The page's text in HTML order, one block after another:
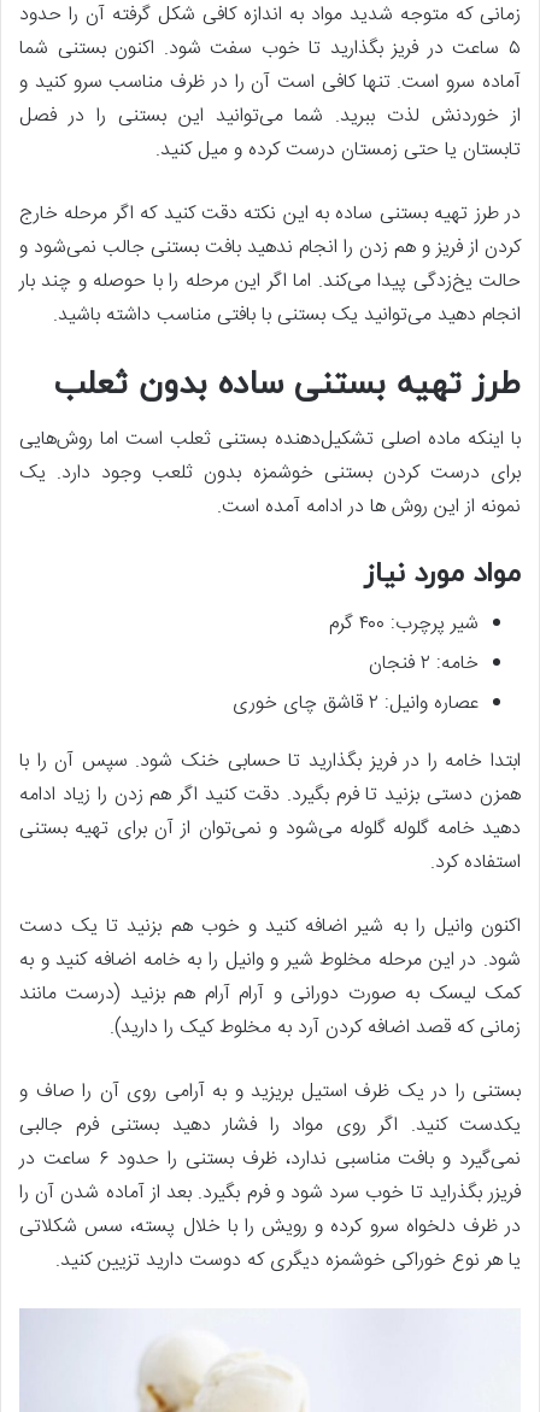
زمانی که متوجه شدید مواد به اندازه کافی شکل گرفته آن را حدود
۵ ساعت در فریز بگذارید تا خوب سفت شود. اکنون بستنی شما
آماده سرو است. تنها کافی است آن را در ظرف مناسب سرو کنید و
از خوردنش لذت ببرید. شما می‌توانید این بستنی را در فصل
تابستان یا حتی زمستان درست کرده و میل کنید.
در طرز تهیه بستنی ساده به این نکته دقت کنید که اگر مرحله خارج
کردن از فریز و هم زدن را انجام ندهید بافت بستنی جالب نمی‌شود و
حالت یخ‌زدگی پیدا می‌کند. اما اگر این مرحله را با حوصله و چند بار
انجام دهید می‌توانید یک بستنی با بافتی مناسب داشته باشید.
طرز تهیه بستنی ساده بدون ثعلب
با اینکه ماده اصلی تشکیل‌دهنده بستنی ثعلب است اما روش‌هایی
برای درست کردن بستنی خوشمزه بدون ثلعب وجود دارد. یک
نمونه از این روش ها در ادامه آمده است.
مواد مورد نیاز
شیر پرچرب: ۴۰۰ گرم
خامه: ۲ فنجان
عصاره وانیل: ۲ قاشق چای خوری
ابتدا خامه را در فریز بگذارید تا حسابی خنک شود. سپس آن را با
همزن دستی بزنید تا فرم بگیرد. دقت کنید اگر هم زدن را زیاد ادامه
دهید خامه گلوله گلوله می‌شود و نمی‌توان از آن برای تهیه بستنی
استفاده کرد.
اکنون وانیل را به شیر اضافه کنید و خوب هم بزنید تا یک دست
شود. در این مرحله مخلوط شیر و وانیل را به خامه اضافه کنید و به
کمک لیسک به صورت دورانی و آرام آرام هم بزنید (درست مانند
زمانی که قصد اضافه کردن آرد به مخلوط کیک را دارید).
بستنی را در یک ظرف استیل بریزید و به آرامی روی آن را صاف و
یکدست کنید. اگر روی مواد را فشار دهید بستنی فرم جالبی
نمی‌گیرد و بافت مناسبی ندارد، ظرف بستنی را حدود ۶ ساعت در
فریزر بگذراید تا خوب سرد شود و فرم بگیرد. بعد از آماده شدن آن را
در ظرف دلخواه سرو کرده و رویش را با خلال پسته، سس شکلاتی
یا هر نوع خوراکی خوشمزه دیگری که دوست دارید تزیین کنید.